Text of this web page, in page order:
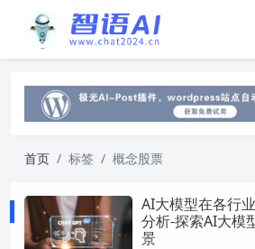
首页 标签 概念股票
AI大模型在各行
分析-探索AI大模
景